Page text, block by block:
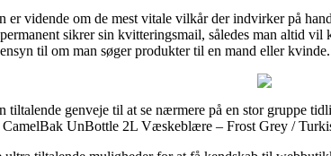
er vidende om de mest vitale vilkår der indvirker på
sikrer sin kvitteringsmail, således man altid
til om man søger produkter til en mand eller kvinde.
genveje til at se nærmere på en stor gruppe
UnBottle 2L Væskeblære – Frost Grey /